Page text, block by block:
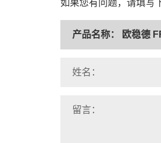
如果您有问题，请填写